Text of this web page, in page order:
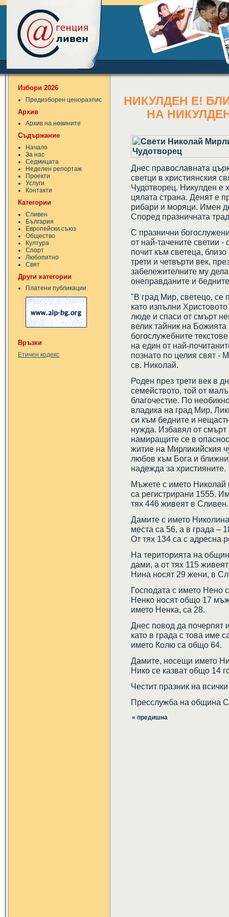
Избори 2026
Предизборен ценоразпис
Архив
Архив на новините
Съдържание
Начало
За нас
Седмицата
Неделен репортаж
Проекти
Услуги
Контакти
Категории
Сливен
България
Европейски съюз
Общество
Култура
Спорт
Любопитно
Свят
Други категории
Платени публикации
Връзки
Етичен кодекс
НИКУЛДЕН Е!
НА
Днес православната
светци в християнския
Чудотворец. Никулден е
цялата страна. Денят е
рибари и моряци. Имен
Според празничната
С празнични
от най-тачените светии
почит към светеца,
трети и четвърти век,
забележителните му
онеправданите и
"В град Мир, светецо, се
като изпълни
люде и спаси от смърт
велик тайник на Божията
богослужебните
на един от най-
познато по целия свят -
св. Николай.
Роден през трети век в
семейството, той от
благочестие. По
владика на град Мир,
си към бедните и
нужда. Избавял от смърт
намиращите се в
житие на Мирликийския
любов към Бога и
надежда за християните.
Мъжете с името Николай
са регистрирани 1555.
тях 446 живеят в Сливен.
Дамите с името
места са 56, а в града –
От тях 134 са с адресна
На територията на
дами, а от тях 115
Нина носят 29 жени, в
Господата с името Нено
Ненко носят общо 17
името Ненка, са 28.
Днес повод да почерпят
като в града с това име
името Колю са общо 64.
Дамите, носещи името
Нико се казват общо 14
Честит празник на
Пресслужба на община
« предишна